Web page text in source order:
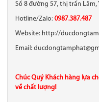
Số 8 đường 57, thị trấn Lâm,
Hotline/Zalo: 0987.387.487
Website: http://
Email:
Chúc Quý Khách hàng lựa
về chất lượng!